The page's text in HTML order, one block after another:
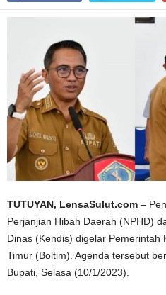
TUTUYAN, LensaSulut.com –
Perjanjian Hibah Daerah (NPHD)
Dinas (Kendis) digelar
Timur (Boltim). Agenda tersebut
Bupati, Selasa (10/1/2023).